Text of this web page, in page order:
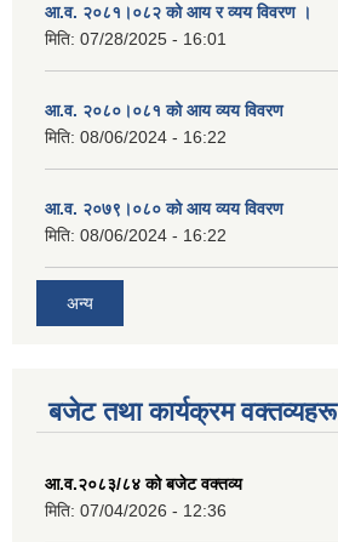
आ.व. २०८१।०८२ को आय र व्यय विवरण ।
मिति: 07/28/2025 - 16:01
आ.व. २०८०।०८१ को आय व्यय विवरण
मिति: 08/06/2024 - 16:22
आ.व. २०७९।०८० को आय व्यय विवरण
मिति: 08/06/2024 - 16:22
अन्य
बजेट तथा कार्यक्रम वक्तव्यहरू
आ.व.२०८३/८४ को बजेट वक्तव्य
मिति: 07/04/2026 - 12:36